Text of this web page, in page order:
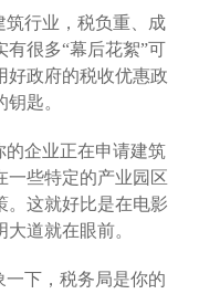
筑行业，税负重、成
很多“幕后花絮”可
好政府的税收优惠政
匙。
的企业正在申请建筑
一些特定的产业园区
。这就好比是在电影
道就在眼前。
一下，税务局是你的